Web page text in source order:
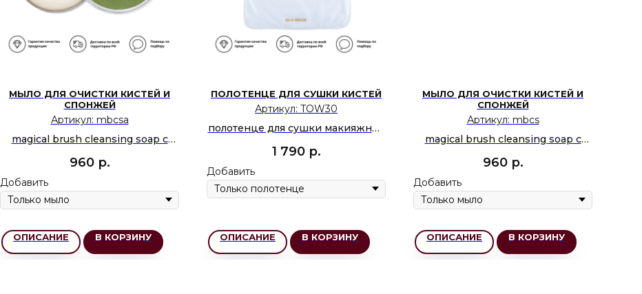
МЫЛО ДЛЯ ОЧИСТКИ КИСТЕЙ И
СПОНЖЕЙ
Артикул: mbcsa
magical brush cleansing soap с
960 р.
Добавить
ОПИСАНИЕ В КОРЗИНУ
ПОЛОТЕНЦЕ ДЛЯ СУШКИ КИСТЕЙ
Артикул: TOW30
полотенце для сушки макияжных
1 790 р.
Добавить
ОПИСАНИЕ В КОРЗИНУ
МЫЛО ДЛЯ ОЧИСТКИ КИСТЕЙ И
СПОНЖЕЙ
Артикул: mbcs
magical brush cleansing soap с
960 р.
Добавить
ОПИСАНИЕ В КОРЗИНУ